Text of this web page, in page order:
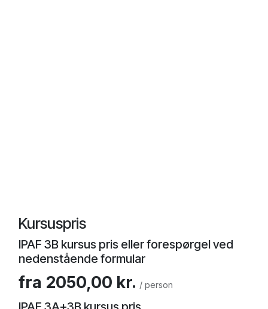
Kursuspris
IPAF 3B kursus pris eller forespørgel ved
nedenstående formular
fra 2050,00 kr. / person